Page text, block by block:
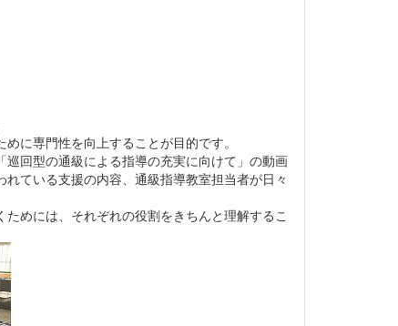
に専門性を向上することが目的です。
回型の通級による指導の充実に向けて」の動画
ている支援の内容、通級指導教室担当者が日々
めには、それぞれの役割をきちんと理解するこ